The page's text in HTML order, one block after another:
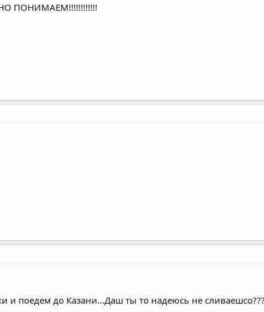
ПОНИМАЕМ!!!!!!!!!!!!
и поедем до Казани...Даш ты то надеюсь не